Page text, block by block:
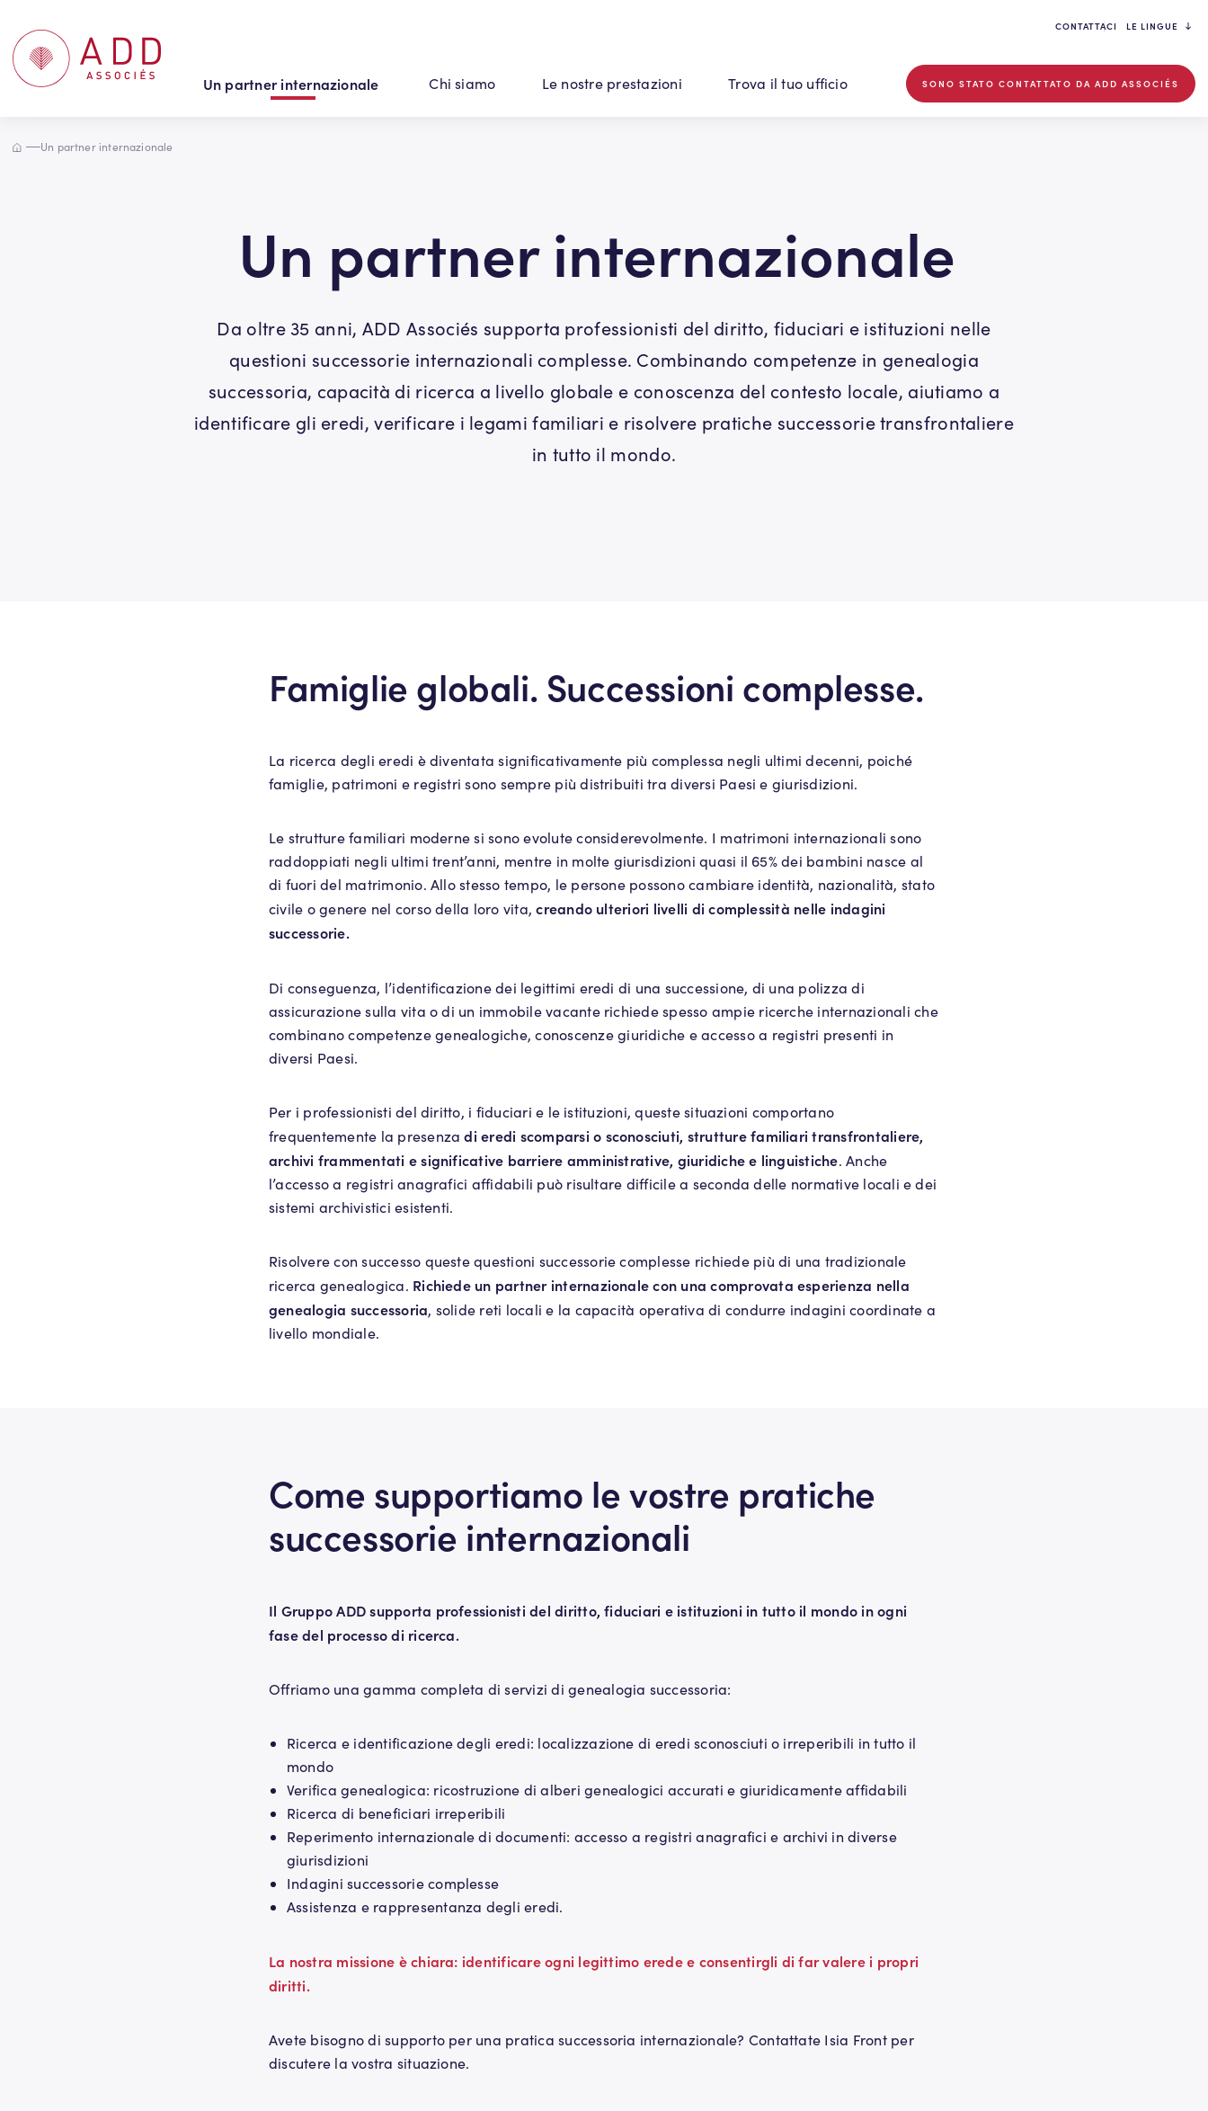
Un partner internazionale Chi siamo Le nostre prestazioni Trova il tuo ufficio
CONTATTACI LE LINGUE
SONO STATO CONTATTATO DA ADD ASSOCIÉS
AccueilUn partner internazionale
Un partner internazionale
Da oltre 35 anni, ADD Associés supporta professionisti del diritto, fiduciari e istituzioni nelle
questioni successorie internazionali complesse. Combinando competenze in genealogia
successoria, capacità di ricerca a livello globale e conoscenza del contesto locale, aiutiamo a
identificare gli eredi, verificare i legami familiari e risolvere pratiche successorie transfrontaliere
in tutto il mondo.
Famiglie globali. Successioni complesse.
La ricerca degli eredi è diventata significativamente più complessa negli ultimi decenni, poiché
famiglie, patrimoni e registri sono sempre più distribuiti tra diversi Paesi e giurisdizioni.
Le strutture familiari moderne si sono evolute considerevolmente. I matrimoni internazionali sono
raddoppiati negli ultimi trent’anni, mentre in molte giurisdizioni quasi il 65% dei bambini nasce al
di fuori del matrimonio. Allo stesso tempo, le persone possono cambiare identità, nazionalità, stato
civile o genere nel corso della loro vita,creando ulteriori livelli di complessità nelle indagini
successorie.
Di conseguenza, l’identificazione dei legittimi eredi di una successione, di una polizza di
assicurazione sulla vita o di un immobile vacante richiede spesso ampie ricerche internazionali che
combinano competenze genealogiche, conoscenze giuridiche e accesso a registri presenti in
diversi Paesi.
Per i professionisti del diritto, i fiduciari e le istituzioni, queste situazioni comportano
frequentemente la presenzadi eredi scomparsi o sconosciuti, strutture familiari transfrontaliere,
archivi frammentati e significative barriere amministrative, giuridiche e linguistiche. Anche
l’accesso a registri anagrafici affidabili può risultare difficile a seconda delle normative locali e dei
sistemi archivistici esistenti.
Risolvere con successo queste questioni successorie complesse richiede più di una tradizionale
ricerca genealogica. Richiede un partner internazionale con una comprovata esperienza nella
genealogia successoria, solide reti locali e la capacità operativa di condurre indagini coordinate a
livello mondiale.
Come supportiamo le vostre pratiche
successorie internazionali
Il Gruppo ADD supporta professionisti del diritto, fiduciari e istituzioni in tutto il mondo in ogni
fase del processo di ricerca.
Offriamo una gamma completa di servizi di genealogia successoria:
Ricerca e identificazione degli eredi: localizzazione di eredi sconosciuti o irreperibili in tutto il
mondo
Verifica genealogica: ricostruzione di alberi genealogici accurati e giuridicamente affidabili
Ricerca di beneficiari irreperibili
Reperimento internazionale di documenti: accesso a registri anagrafici e archivi in diverse
giurisdizioni
Indagini successorie complesse
Assistenza e rappresentanza degli eredi.
La nostra missione è chiara: identificare ogni legittimo erede e consentirgli di far valere i propri
diritti.
Avete bisogno di supporto per una pratica successoria internazionale? Contattate Isia Front per
discutere la vostra situazione.